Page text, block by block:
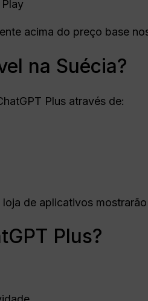
acima do preço base
na Suécia?
Plus através de:
de aplicativos
Plus?